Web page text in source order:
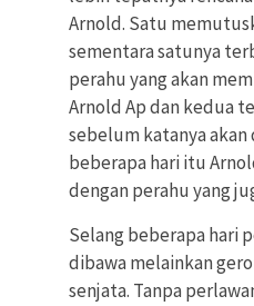
Arnold. Satu
sementara satunya
perahu yang akan
Arnold Ap dan kedua
sebelum katanya
beberapa hari itu
dengan perahu yang
Selang beberapa hari
dibawa melainkan
senjata. Tanpa